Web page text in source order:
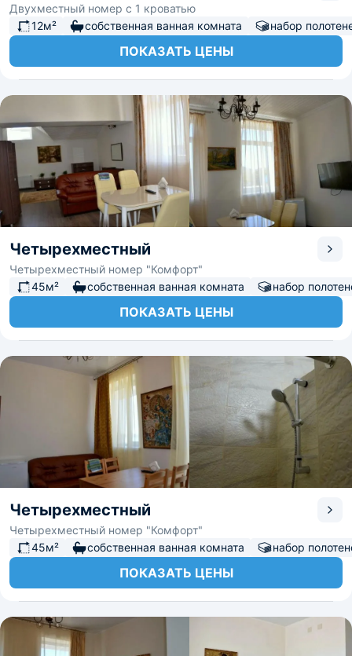
Двухместный номер с 1 кроватью
12м²
собственная ванная комната набор
ПОКАЗАТЬ ЦЕНЫ
Четырехместный
Четырехместный номер "Комфорт"
45м²
собственная ванная комната набор
ПОКАЗАТЬ ЦЕНЫ
Четырехместный
Четырехместный номер "Комфорт"
45м²
собственная ванная комната набор
ПОКАЗАТЬ ЦЕНЫ